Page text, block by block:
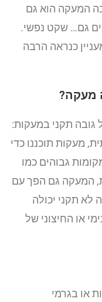
המעקה הוא גם
גם… שקט נפשי.
כנראה הרבה
מעקה?
גובה תקני במעקות:
מעקות תוכננו כדי
גבוהים כמו
המעקה גם הפך עם
לא תקני יכולה
או החיצוני של
או בגרמי